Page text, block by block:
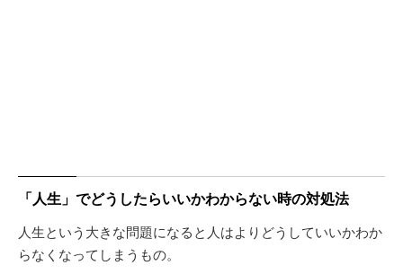
「人生」でどうしたらいいかわからない時の対処法
人生という大きな問題になると人はよりどうしていいかわか
らなくなってしまうもの。